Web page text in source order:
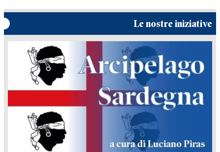
Le nostre iniziative